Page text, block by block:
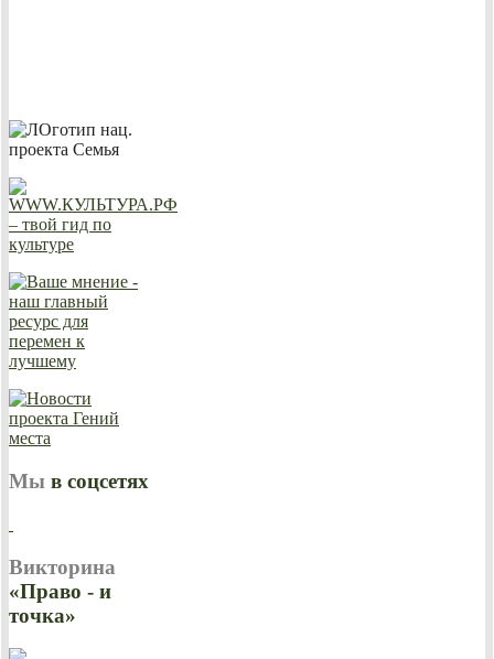
Мы в соцсетях
Викторина
«Право - и
точка»